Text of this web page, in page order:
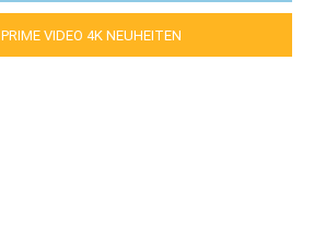
PRIME VIDEO 4K NEUHEITEN